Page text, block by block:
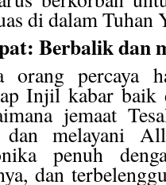
di dalam Tuhan
Berbalik dan
orang percaya
Injil kabar baik
jemaat
melayani
penuh
dan